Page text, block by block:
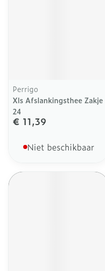
Perrigo
Xls Afslankingsthee Zakje
24
€ 11,39
Niet beschikbaar